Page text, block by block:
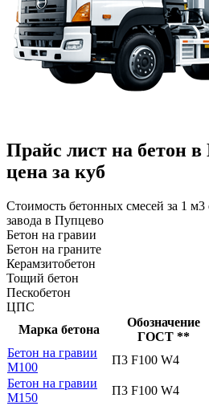
Прайс лист на бетон
цена за куб
Стоимость бетонных смесей за 1 м3
завода в Пупцево
Бетон на гравии
Бетон на граните
Керамзитобетон
Тощий бетон
Пескобетон
ЦПС
Марка бетона
Обозначение
ГОСТ **
Бетон на гравии
М100
П3 F100 W4
Бетон на гравии
М150
П3 F100 W4